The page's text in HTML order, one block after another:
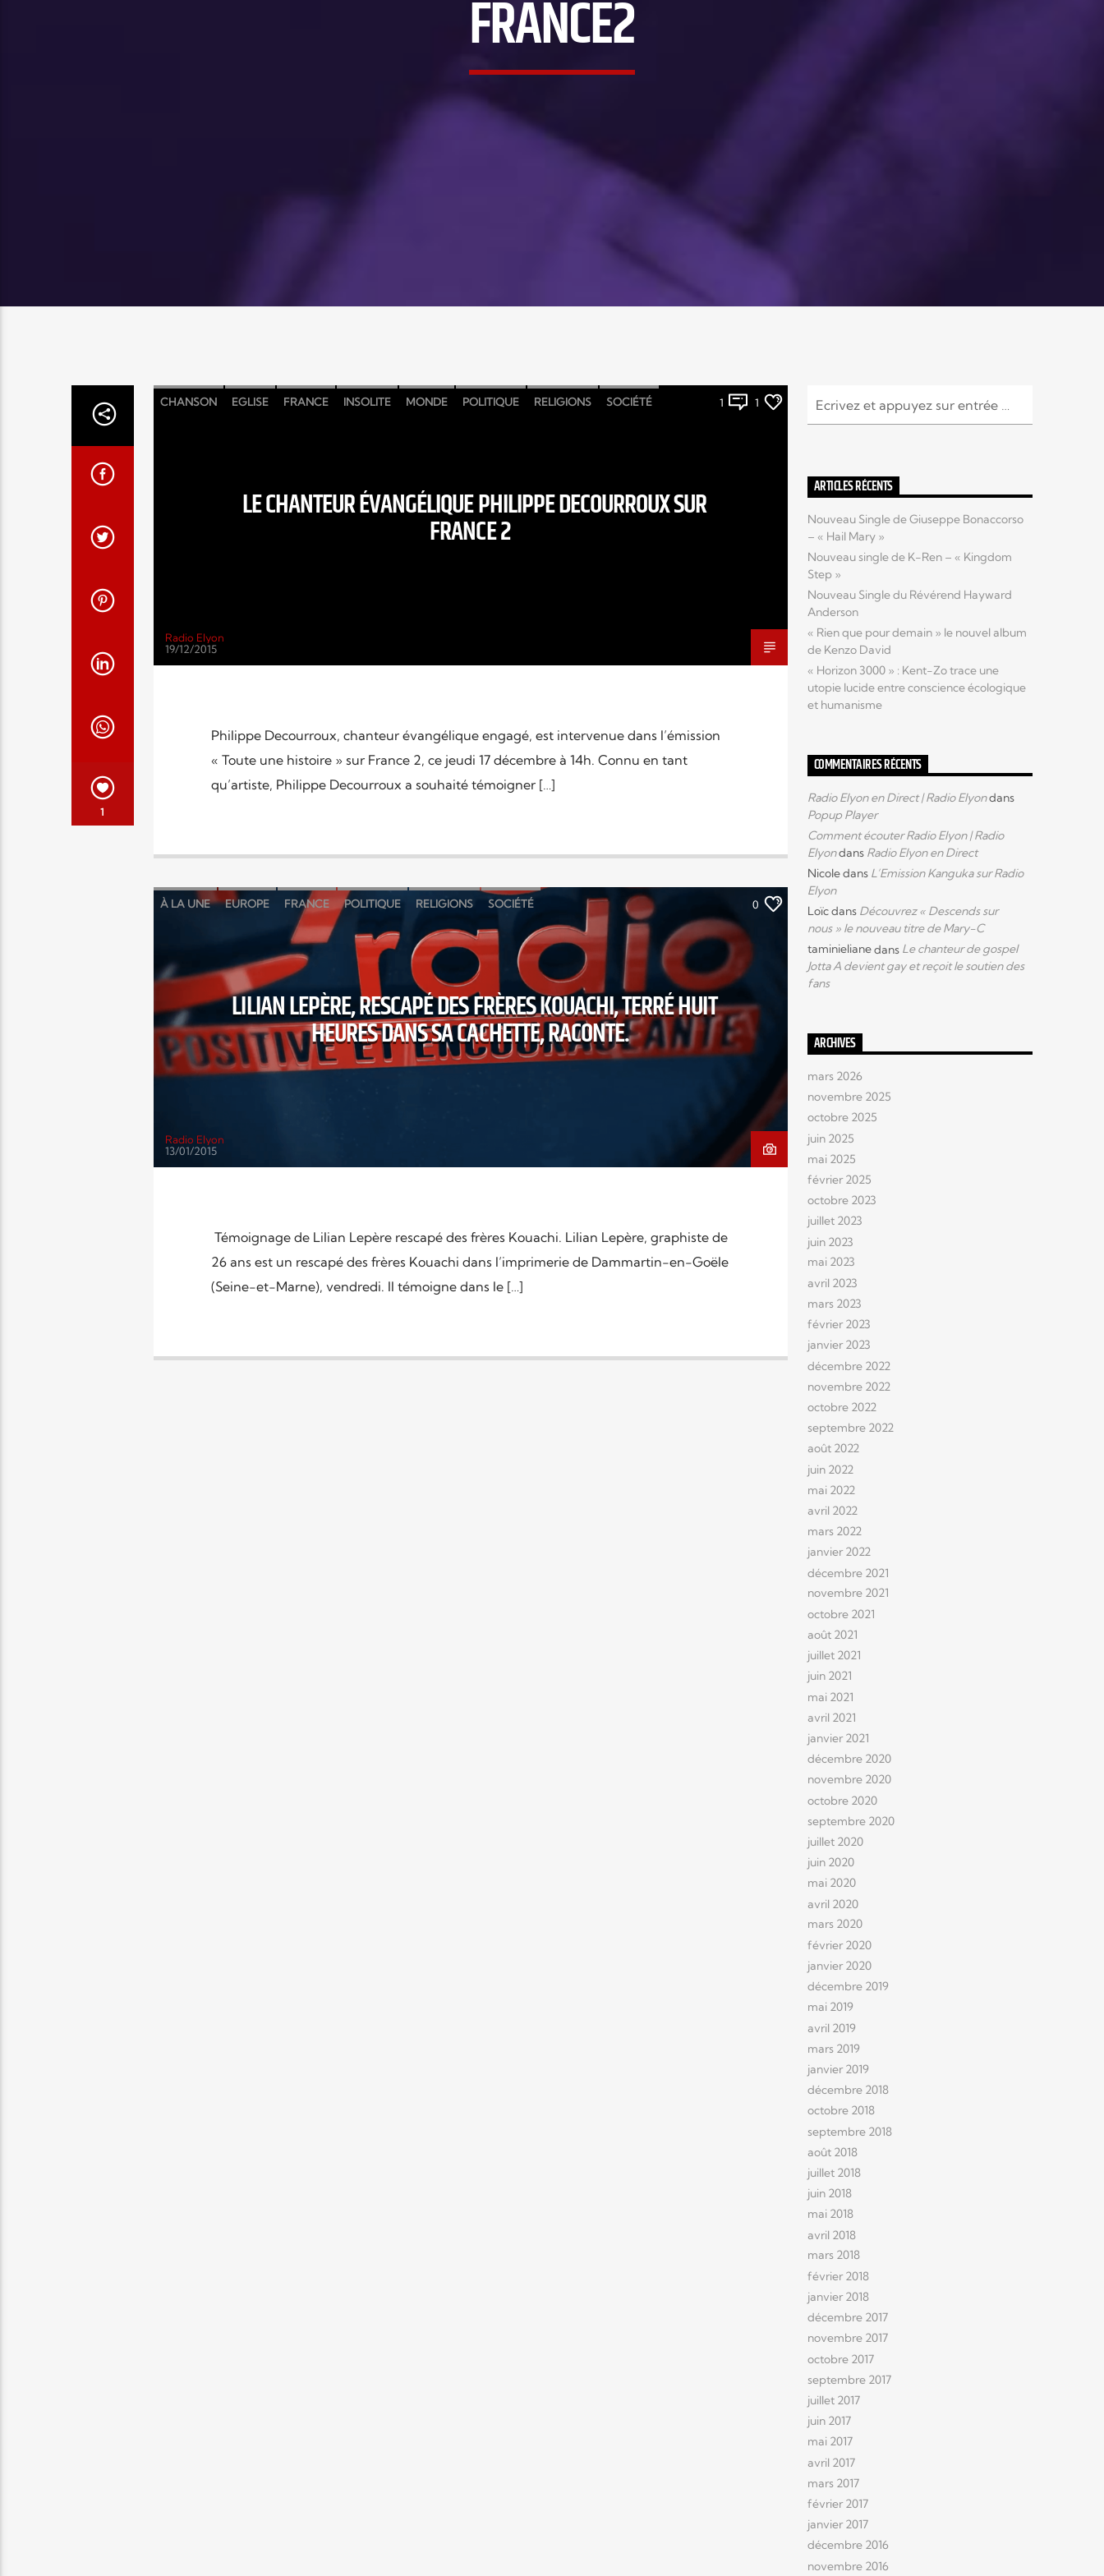
FRANCE2
1
CHANSON EGLISE FRANCE INSOLITE MONDE POLITIQUE RELIGIONS SOCIÉTÉ 1 1
LE CHANTEUR ÉVANGÉLIQUE PHILIPPE DECOURROUX SUR
FRANCE 2
Radio Elyon
19/12/2015
Philippe Decourroux, chanteur évangélique engagé, est intervenue dans l’émission
« Toute une histoire » sur France 2, ce jeudi 17 décembre à 14h. Connu en tant
qu’artiste, Philippe Decourroux a souhaité témoigner […]
À LA UNE EUROPE FRANCE POLITIQUE RELIGIONS SOCIÉTÉ 0
LILIAN LEPÈRE, RESCAPÉ DES FRÈRES KOUACHI, TERRÉ HUIT
HEURES DANS SA CACHETTE, RACONTE.
Radio Elyon
13/01/2015
Témoignage de Lilian Lepère rescapé des frères Kouachi. Lilian Lepère, graphiste de
26 ans est un rescapé des frères Kouachi dans l’imprimerie de Dammartin-en-Goële
(Seine-et-Marne), vendredi. Il témoigne dans le […]
ARTICLES RÉCENTS
Nouveau Single de Giuseppe Bonaccorso
– « Hail Mary »
Nouveau single de K-Ren – « Kingdom
Step »
Nouveau Single du Révérend Hayward
Anderson
« Rien que pour demain » le nouvel album
de Kenzo David
« Horizon 3000 » : Kent-Zo trace une
utopie lucide entre conscience écologique
et humanisme
COMMENTAIRES RÉCENTS
Radio Elyon en Direct | Radio Elyondans
Popup Player
Comment écouter Radio Elyon | Radio
Elyondans Radio Elyon en Direct
Nicoledans L’Emission Kanguka sur Radio
Elyon
Loïcdans Découvrez « Descends sur
nous » le nouveau titre de Mary-C
taminielianedans Le chanteur de gospel
Jotta A devient gay et reçoit le soutien des
fans
ARCHIVES
mars 2026
novembre 2025
octobre 2025
juin 2025
mai 2025
février 2025
octobre 2023
juillet 2023
juin 2023
mai 2023
avril 2023
mars 2023
février 2023
janvier 2023
décembre 2022
novembre 2022
octobre 2022
septembre 2022
août 2022
juin 2022
mai 2022
avril 2022
mars 2022
janvier 2022
décembre 2021
novembre 2021
octobre 2021
août 2021
juillet 2021
juin 2021
mai 2021
avril 2021
janvier 2021
décembre 2020
novembre 2020
octobre 2020
septembre 2020
juillet 2020
juin 2020
mai 2020
avril 2020
mars 2020
février 2020
janvier 2020
décembre 2019
mai 2019
avril 2019
mars 2019
janvier 2019
décembre 2018
octobre 2018
septembre 2018
août 2018
juillet 2018
juin 2018
mai 2018
avril 2018
mars 2018
février 2018
janvier 2018
décembre 2017
novembre 2017
octobre 2017
septembre 2017
juillet 2017
juin 2017
mai 2017
avril 2017
mars 2017
février 2017
janvier 2017
décembre 2016
novembre 2016